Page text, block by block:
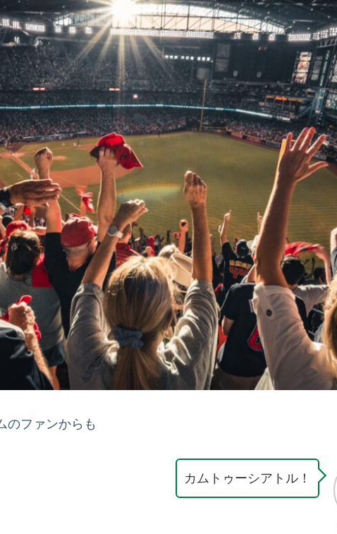
のファンからも
カムトゥーシアトル！